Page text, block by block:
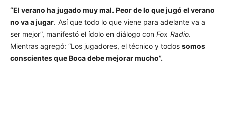
“El verano ha jugado muy mal. Peor de lo que jugó el verano
no va a jugar. Así que todo lo que viene para adelante va a
ser mejor”, manifestó el ídolo en diálogo con Fox Radio.
Mientras agregó: “Los jugadores, el técnico y todos somos
conscientes que Boca debe mejorar mucho”.